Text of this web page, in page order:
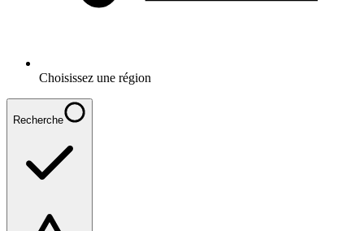
Choisissez une région
Recherche